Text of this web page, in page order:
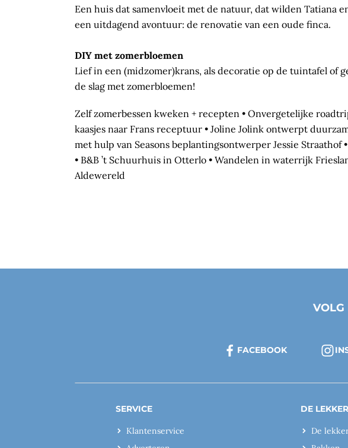
Een huis dat samenvloeit met de natuur, dat wilden Tatiana
een uitdagend avontuur: de renovatie van een oude finca.
DIY met zomerbloemen
Lief in een (midzomer)krans, als decoratie op de tuintafel of
de slag met zomerbloemen!
Zelf zomerbessen kweken + recepten • Onvergetelijke
kaasjes naar Frans receptuur • Joline Jolink ontwerpt
met hulp van Seasons beplantingsontwerper Jessie Straathof
• B&B ’t Schuurhuis in Otterlo • Wandelen in waterrijk
Aldewereld
VOLG
FACEBOOK
SERVICE
Klantenservice
DE
De